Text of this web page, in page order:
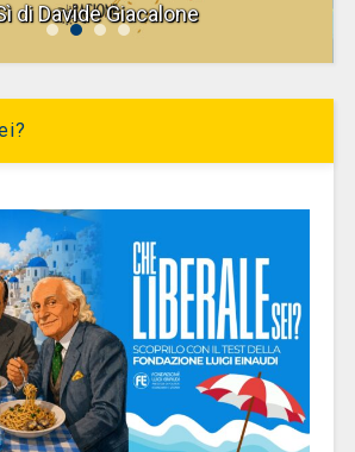
di Davide Giacalone